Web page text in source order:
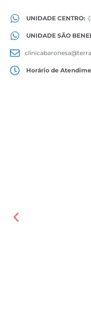
UNIDADE CENTRO:
UNIDADE SÃO
Horário de